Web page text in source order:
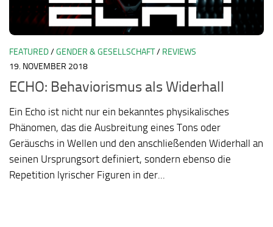
FEATURED/GENDER & GESELLSCHAFT/ REVIEWS
19. NOVEMBER 2018
ECHO: Behaviorismus als Widerhall
Ein Echo ist nicht nur ein bekanntes physikalisches
Phänomen, das die Ausbreitung eines Tons oder
Geräuschs in Wellen und den anschließenden Widerhall an
seinen Ursprungsort definiert, sondern ebenso die
Repetition lyrischer Figuren in der...